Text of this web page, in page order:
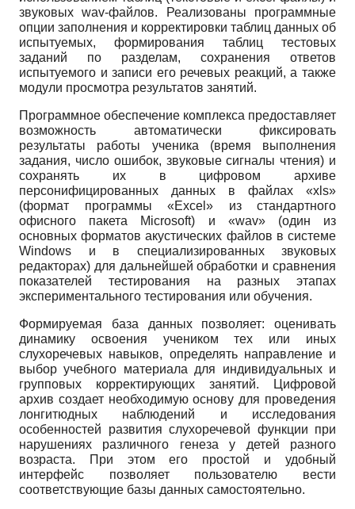
звуковых wav-файлов. Реализованы программные
опции заполнения и корректировки таблиц данных об
испытуемых, формирования таблиц тестовых
заданий по разделам, сохранения ответов
испытуемого и записи его речевых реакций, а также
модули просмотра результатов занятий.
Программное обеспечение комплекса предоставляет
возможность автоматически фиксировать
результаты работы ученика (время выполнения
задания, число ошибок, звуковые сигналы чтения) и
сохранять их в цифровом архиве
персонифицированных данных в файлах «xls»
(формат программы «Еxcel» из стандартного
офисного пакета Microsoft) и «wav» (один из
основных форматов акустических файлов в системе
Windows и в специализированных звуковых
редакторах) для дальнейшей обработки и сравнения
показателей тестирования на разных этапах
экспериментального тестирования или обучения.
Формируемая база данных позволяет: оценивать
динамику освоения учеником тех или иных
слухоречевых навыков, определять направление и
выбор учебного материала для индивидуальных и
групповых корректирующих занятий. Цифровой
архив создает необходимую основу для проведения
лонгитюдных наблюдений и исследования
особенностей развития слухоречевой функции при
нарушениях различного генеза у детей разного
возраста. При этом его простой и удобный
интерфейс позволяет пользователю вести
соответствующие базы данных самостоятельно.